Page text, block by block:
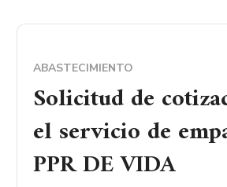
ABASTECIMIENTO
Solicitud de
el servicio de
PPR DE VIDA